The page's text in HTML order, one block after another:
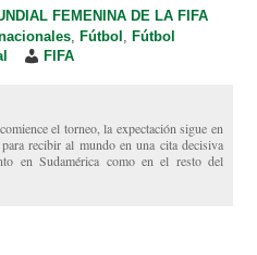
FEMENINA DE LA FIFA
, Fútbol , Fútbol
FIFA
el torneo, la expectación sigue en
recibir al mundo en una cita decisiva
en Sudamérica como en el resto del